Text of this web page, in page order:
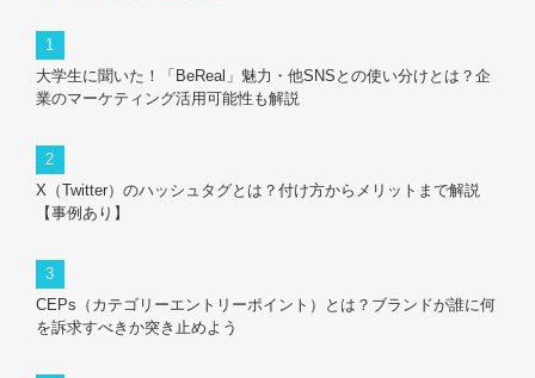
大学生に聞いた！「BeReal」魅力・他SNSとの使い分けとは？企
業のマーケティング活用可能性も解説
X（Twitter）のハッシュタグとは？付け方からメリットまで解説
【事例あり】
CEPs（カテゴリーエントリーポイント）とは？ブランドが誰に何
を訴求すべきか突き止めよう